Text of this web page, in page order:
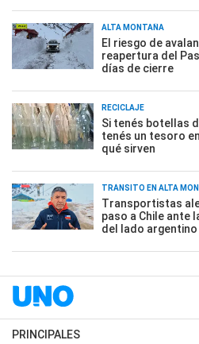
ALTA MONTAÑA
El riesgo de
reapertura del
días de cierre
RECICLAJE
Si tenés botellas
tenés un tesoro
qué sirven
TRÁNSITO EN ALTA
Transportistas
paso a Chile ante
del lado argentino
PRINCIPALES